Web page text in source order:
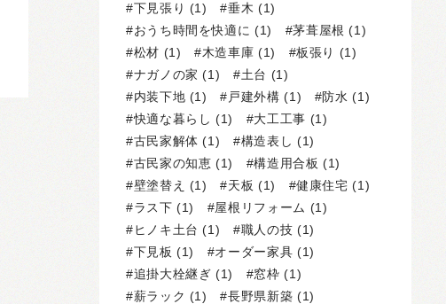
下見張り (1) 垂木 (1)
おうち時間を快適に (1) 茅葺屋根 (1)
松材 (1) 木造車庫 (1) 板張り
(1)
ナガノの家 (1) 土台 (1)
内装下地 (1) 戸建外構 (1) 防水 (1)
快適な暮らし (1) 大工工事 (1)
古民家解体 (1) 構造表し (1)
古民家の知恵 (1) 構造用合板 (1)
壁塗替え
(1) 天板 (1) 健康住宅 (1)
ラス下 (1) 屋根リフォーム (1)
ヒノキ土台 (1) 職人の技 (1)
下見板 (1) オーダー家具 (1)
追掛大栓継ぎ (1) 窓枠 (1)
薪ラック (1) 長野県新築 (1)